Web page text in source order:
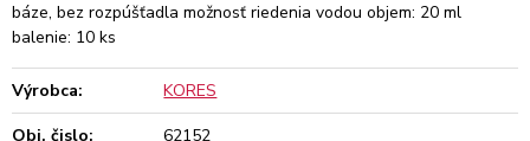
báze, bez rozpúšťadla možnosť riedenia vodou objem: 20 ml
balenie: 10 ks
Výrobca:
KORES
Obj. čislo:
62152